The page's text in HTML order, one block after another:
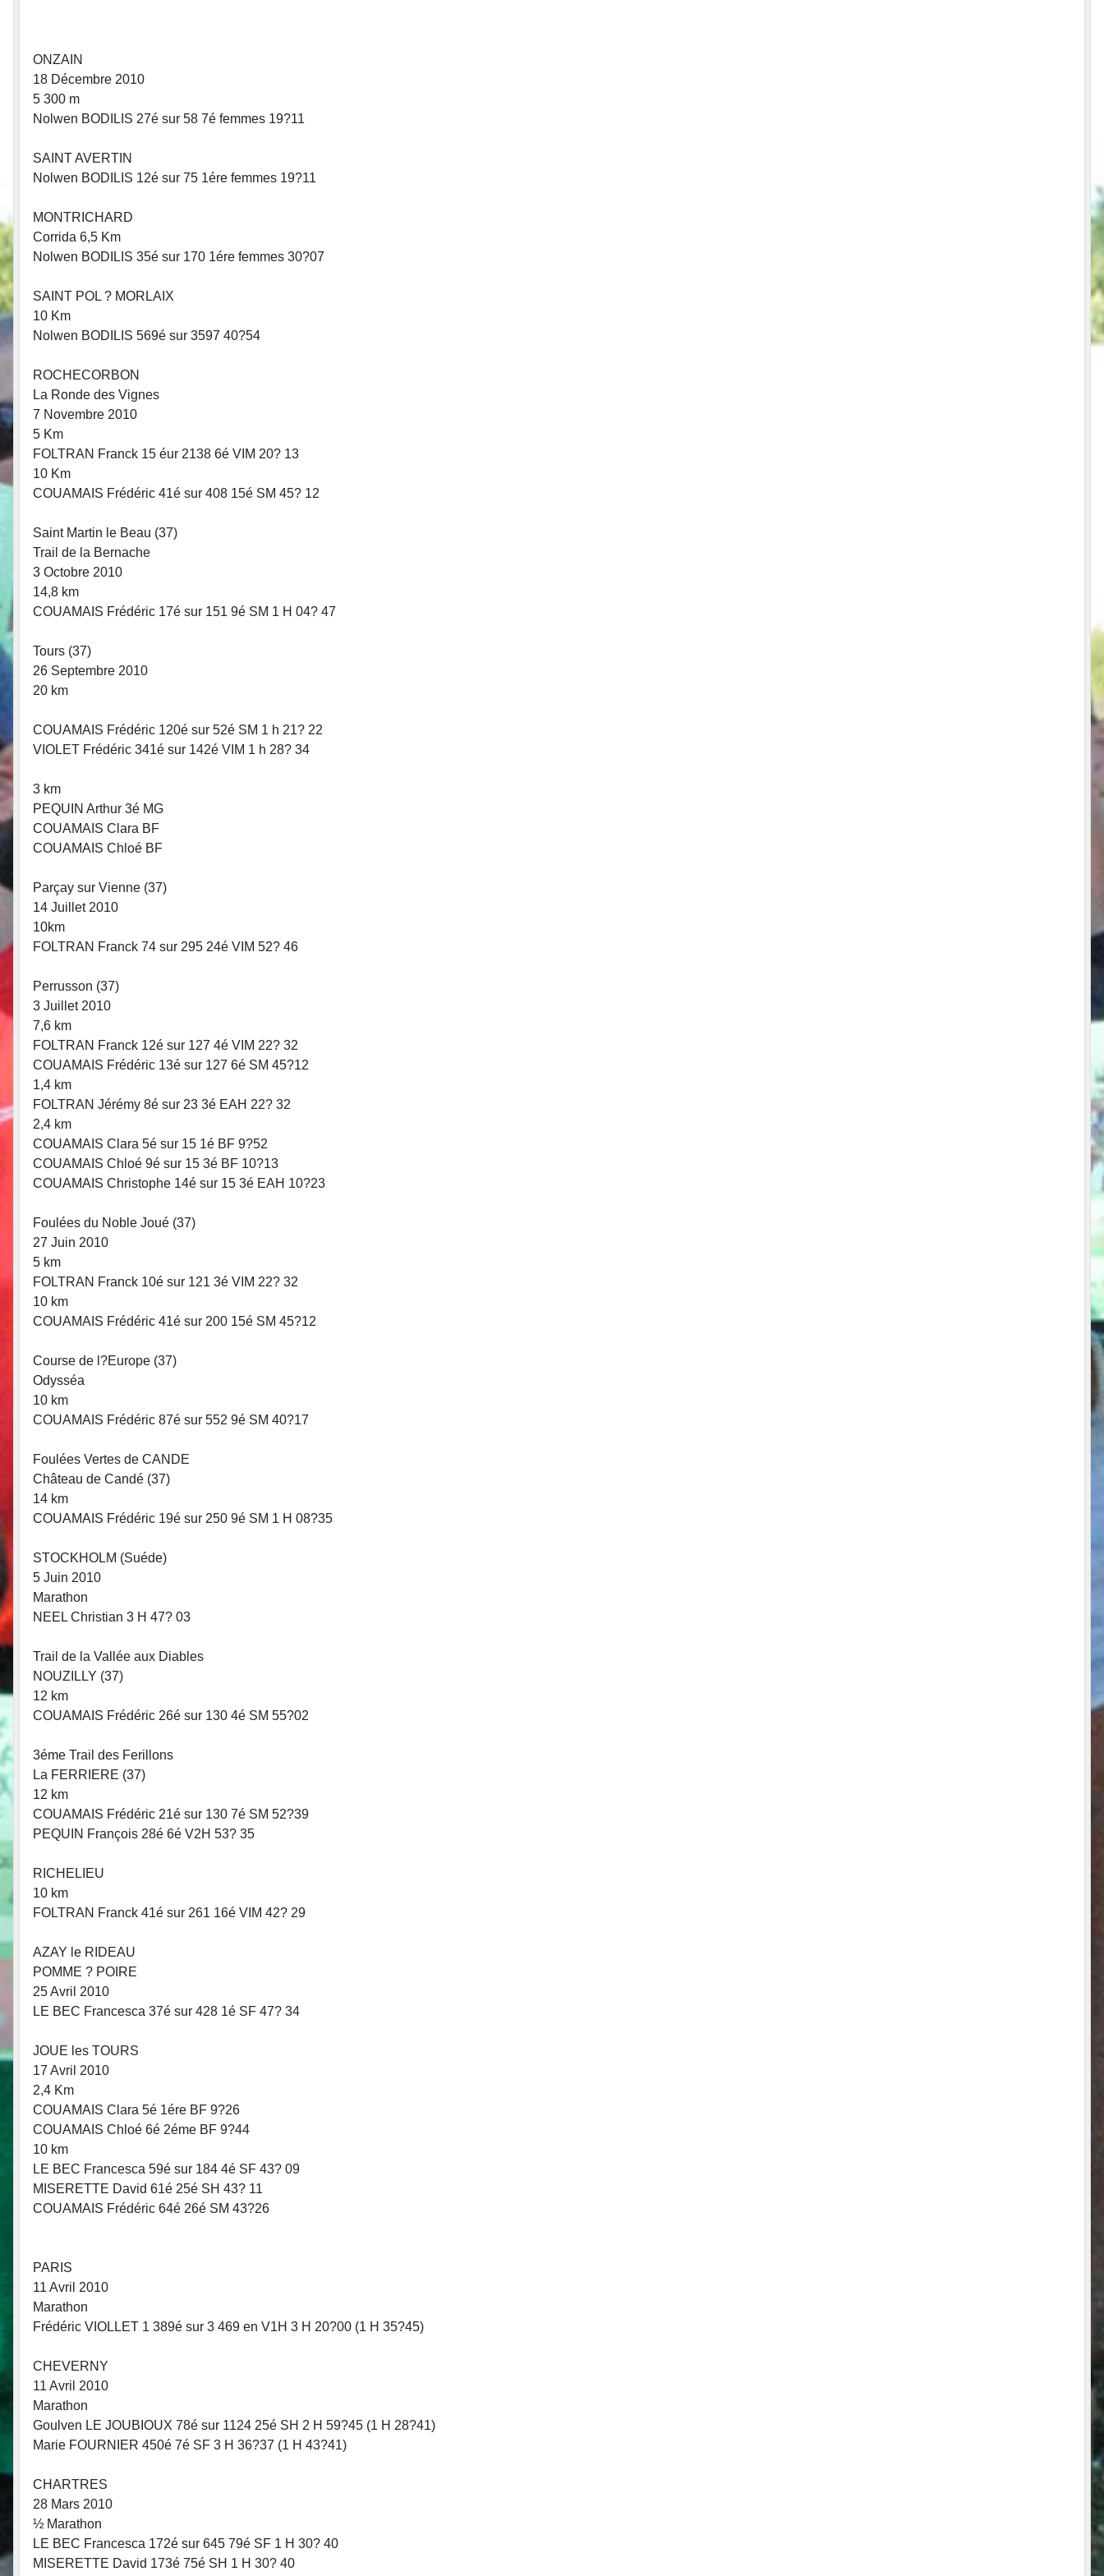
ONZAIN
18 Décembre 2010
5 300 m
Nolwen BODILIS 27é sur 58 7é femmes 19?11
SAINT AVERTIN
Nolwen BODILIS 12é sur 75 1ére femmes 19?11
MONTRICHARD
Corrida 6,5 Km
Nolwen BODILIS 35é sur 170 1ére femmes 30?07
SAINT POL ? MORLAIX
10 Km
Nolwen BODILIS 569é sur 3597 40?54
ROCHECORBON
La Ronde des Vignes
7 Novembre 2010
5 Km
FOLTRAN Franck 15 éur 2138 6é VIM 20? 13
10 Km
COUAMAIS Frédéric 41é sur 408 15é SM 45? 12
Saint Martin le Beau (37)
Trail de la Bernache
3 Octobre 2010
14,8 km
COUAMAIS Frédéric 17é sur 151 9é SM 1 H 04? 47
Tours (37)
26 Septembre 2010
20 km
COUAMAIS Frédéric 120é sur 52é SM 1 h 21? 22
VIOLET Frédéric 341é sur 142é VIM 1 h 28? 34
3 km
PEQUIN Arthur 3é MG
COUAMAIS Clara BF
COUAMAIS Chloé BF
Parçay sur Vienne (37)
14 Juillet 2010
10km
FOLTRAN Franck 74 sur 295 24é VIM 52? 46
Perrusson (37)
3 Juillet 2010
7,6 km
FOLTRAN Franck 12é sur 127 4é VIM 22? 32
COUAMAIS Frédéric 13é sur 127 6é SM 45?12
1,4 km
FOLTRAN Jérémy 8é sur 23 3é EAH 22? 32
2,4 km
COUAMAIS Clara 5é sur 15 1é BF 9?52
COUAMAIS Chloé 9é sur 15 3é BF 10?13
COUAMAIS Christophe 14é sur 15 3é EAH 10?23
Foulées du Noble Joué (37)
27 Juin 2010
5 km
FOLTRAN Franck 10é sur 121 3é VIM 22? 32
10 km
COUAMAIS Frédéric 41é sur 200 15é SM 45?12
Course de l?Europe (37)
Odysséa
10 km
COUAMAIS Frédéric 87é sur 552 9é SM 40?17
Foulées Vertes de CANDE
Château de Candé (37)
14 km
COUAMAIS Frédéric 19é sur 250 9é SM 1 H 08?35
STOCKHOLM (Suéde)
5 Juin 2010
Marathon
NEEL Christian 3 H 47? 03
Trail de la Vallée aux Diables
NOUZILLY (37)
12 km
COUAMAIS Frédéric 26é sur 130 4é SM 55?02
3éme Trail des Ferillons
La FERRIERE (37)
12 km
COUAMAIS Frédéric 21é sur 130 7é SM 52?39
PEQUIN François 28é 6é V2H 53? 35
RICHELIEU
10 km
FOLTRAN Franck 41é sur 261 16é VIM 42? 29
AZAY le RIDEAU
POMME ? POIRE
25 Avril 2010
LE BEC Francesca 37é sur 428 1é SF 47? 34
JOUE les TOURS
17 Avril 2010
2,4 Km
COUAMAIS Clara 5é 1ére BF 9?26
COUAMAIS Chloé 6é 2éme BF 9?44
10 km
LE BEC Francesca 59é sur 184 4é SF 43? 09
MISERETTE David 61é 25é SH 43? 11
COUAMAIS Frédéric 64é 26é SM 43?26
PARIS
11 Avril 2010
Marathon
Frédéric VIOLLET 1 389é sur 3 469 en V1H 3 H 20?00 (1 H 35?45)
CHEVERNY
11 Avril 2010
Marathon
Goulven LE JOUBIOUX 78é sur 1124 25é SH 2 H 59?45 (1 H 28?41)
Marie FOURNIER 450é 7é SF 3 H 36?37 (1 H 43?41)
CHARTRES
28 Mars 2010
½ Marathon
LE BEC Francesca 172é sur 645 79é SF 1 H 30? 40
MISERETTE David 173é 75é SH 1 H 30? 40